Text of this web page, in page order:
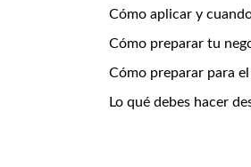
Cómo aplicar y
Cómo preparar tu
Cómo preparar para
Lo qué debes hacer